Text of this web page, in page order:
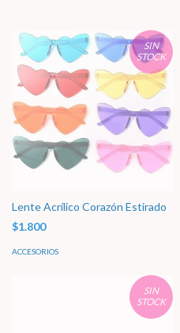
SIN
STOCK
Lente Acrílico Corazón Estirado
$1.800
ACCESORIOS
SIN
STOCK